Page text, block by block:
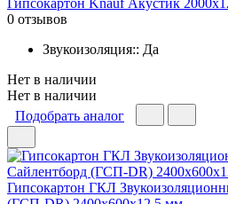
Гипсокартон Knauf Акустик
0 отзывов
Звукоизоляция:: Да
Нет в наличии
Нет в наличии
Подобрать аналог
Гипсокартон ГКЛ